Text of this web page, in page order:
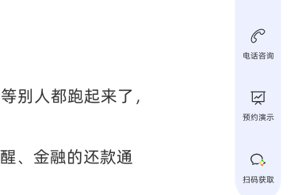
电话咨询
预约演示
扫码获取
别人都跑起来了，
、金融的还款通